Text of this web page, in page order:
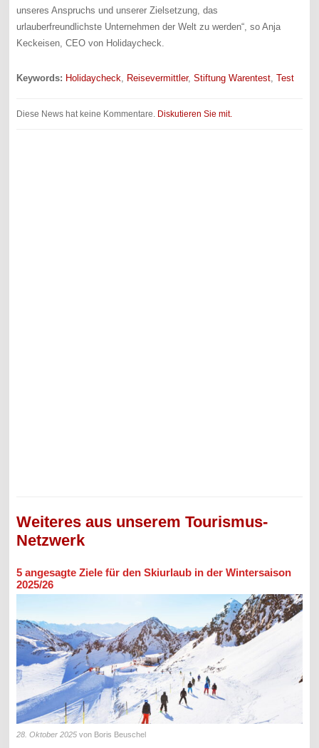
unseres Anspruchs und unserer Zielsetzung, das
urlauberfreundlichste Unternehmen der Welt zu werden“, so Anja
Keckeisen, CEO von Holidaycheck.
Keywords: Holidaycheck, Reisevermittler,Stiftung Warentest,Test
Diese News hat keine Kommentare. Diskutieren Sie mit.
Weiteres aus unserem Tourismus-
Netzwerk
5 angesagte Ziele für den Skiurlaub in der Wintersaison
2025/26
28. Oktober 2025 von Boris Beuschel